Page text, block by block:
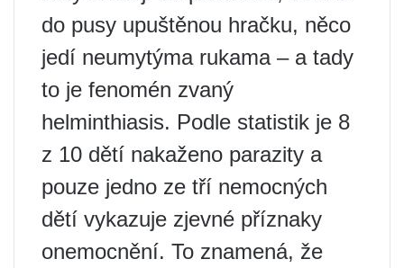
do pusy upuštěnou hračku, něco
jedí neumytýma rukama – a tady
to je fenomén zvaný
helminthiasis. Podle statistik je 8
z 10 dětí nakaženo parazity a
pouze jedno ze tří nemocných
dětí vykazuje zjevné příznaky
onemocnění. To znamená, že